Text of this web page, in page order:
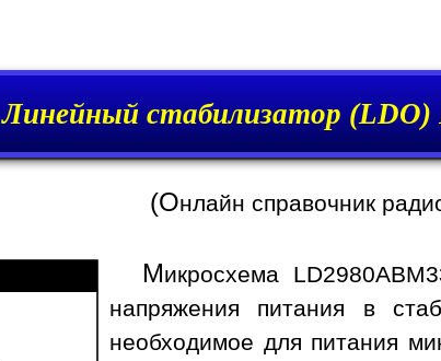
Линейный стабилизатор (LDO)
(Онлайн справочник
Микросхема
напряжения питания в
необходимое для питания